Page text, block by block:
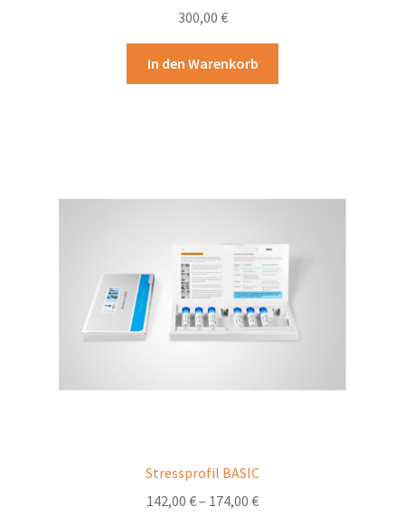
300,00 €
In den Warenkorb
Stressprofil BASIC
142,00 €– 174,00 €